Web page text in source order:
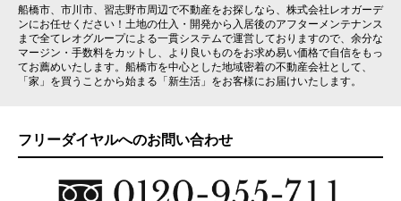
船橋市、市川市、習志野市周辺で不動産をお探しなら、株式会社レオガーデ
ンにお任せください！土地の仕入・開発から入居後のアフターメンテナンス
まで全てレオグループによる一貫システムで運営しておりますので、余分な
マージン・手数料をカットし、より良いものをお求め易い価格で自信をもっ
てお薦めいたします。船橋市を中心とした地域密着の不動産会社として、
「家」を買うことから始まる「新生活」をお客様にお届けいたします。
フリーダイヤルへのお問い合わせ